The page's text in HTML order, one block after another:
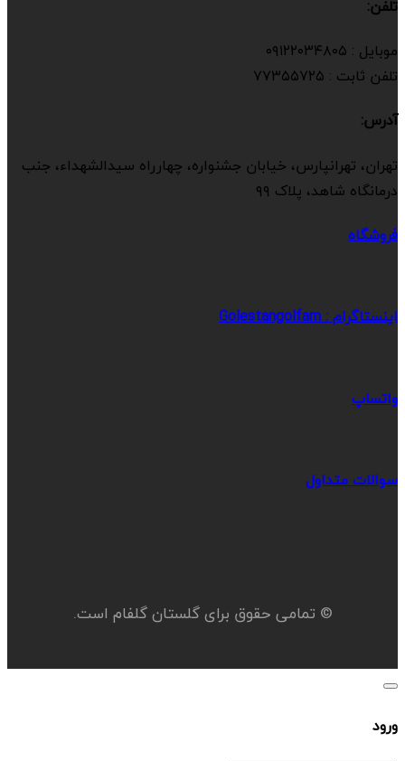
تلفن:
موبایل : ۰۹۱۲۲۰۳۴۸۰۵
تلفن ثابت : ۷۷۳۵۵۷۲۵
آدرس:
تهران، تهرانپارس، خیابان جشنواره، چهارراه سیدالشهداء، جنب
درمانگاه شاهد، پلاک ۹۹
فروشگاه
اینستاگرام : Golestangolfam
واتساپ
سوالات متداول
© تمامی حقوق برای گلستان گلفام است.
ورود